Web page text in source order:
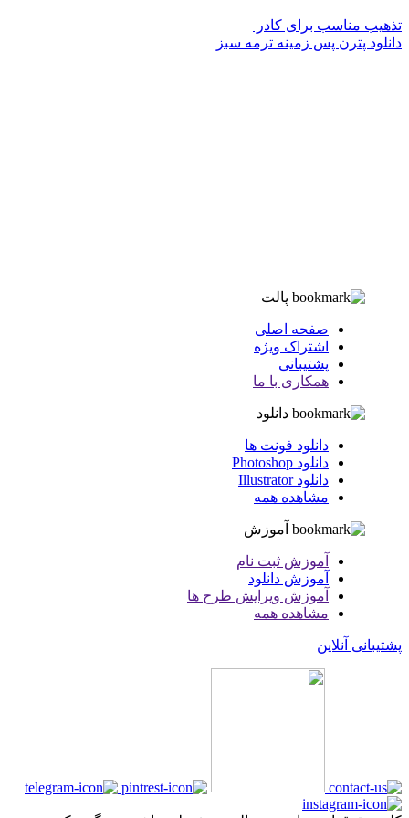
تذهیب مناسب برای کادر
دانلود پترن پس زمینه ترمه سبز
پالت
صفحه اصلی
اشتراک ویژه
پشتیبانی
همکاری با ما
دانلود
دانلود فونت ها
دانلود Photoshop
دانلود Illustrator
مشاهده همه
آموزش
آموزش ثبت نام
آموزش دانلود
آموزش ویرایش طرح ها
مشاهده همه
پشتیبانی آنلاین